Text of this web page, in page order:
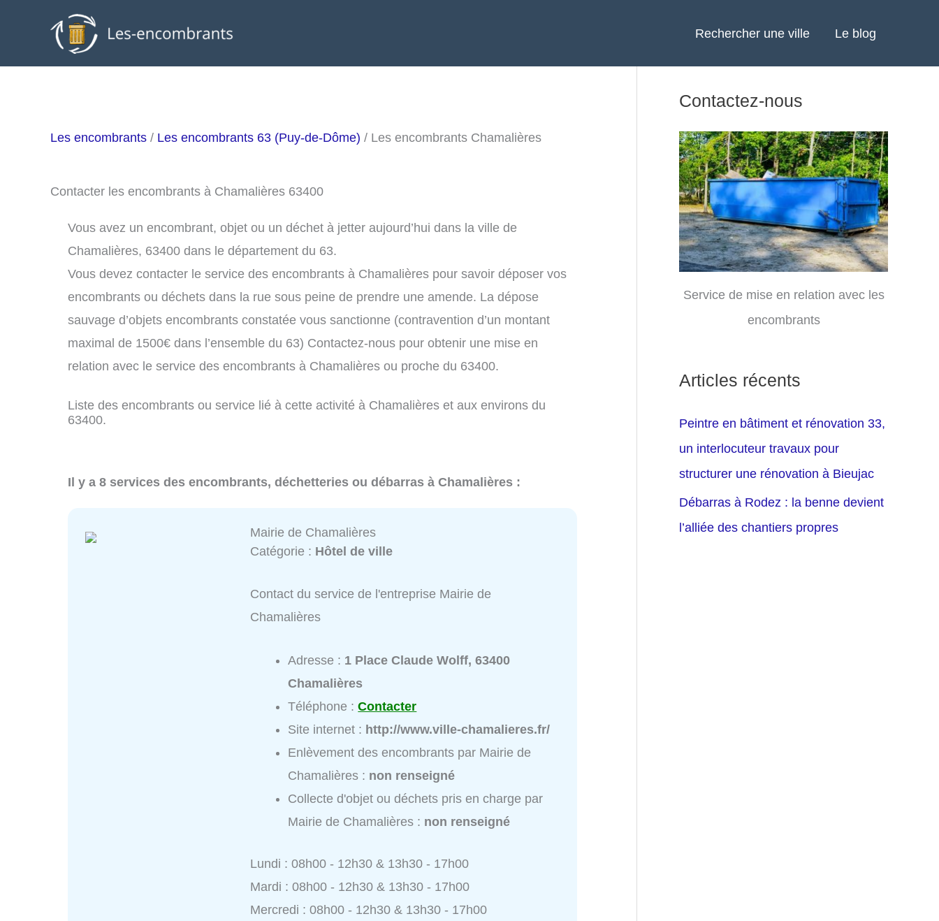
Rechercher une ville Le blog
Les encombrants / Les encombrants 63 (Puy-de-Dôme) / Les encombrants Chamalières
Contacter les encombrants à Chamalières 63400
Vous avez un encombrant, objet ou un déchet à jetter aujourd’hui dans la ville de
Chamalières, 63400 dans le département du 63.
Vous devez contacter le service des encombrants à Chamalières pour savoir déposer vos
encombrants ou déchets dans la rue sous peine de prendre une amende. La dépose
sauvage d’objets encombrants constatée vous sanctionne (contravention d’un montant
maximal de 1500€ dans l’ensemble du 63) Contactez-nous pour obtenir une mise en
relation avec le service des encombrants à Chamalières ou proche du 63400.
Liste des encombrants ou service lié à cette activité à Chamalières et aux environs du
63400.
Il y a 8 services des encombrants, déchetteries ou débarras à Chamalières :
Mairie de Chamalières
Catégorie : Hôtel de ville
Contact du service de l'entreprise Mairie de
Chamalières
Adresse : 1 Place Claude Wolff, 63400
Chamalières
Téléphone :Contacter
Site internet : http://www.ville-chamalieres.fr/
Enlèvement des encombrants par Mairie de
Chamalières : non renseigné
Collecte d'objet ou déchets pris en charge par
Mairie de Chamalières : non renseigné
Lundi : 08h00 - 12h30 & 13h30 - 17h00
Mardi : 08h00 - 12h30 & 13h30 - 17h00
Mercredi : 08h00 - 12h30 & 13h30 - 17h00
Contactez-nous
Service de mise en relation avec les
encombrants
Articles récents
Peintre en bâtiment et rénovation 33,
un interlocuteur travaux pour
structurer une rénovation à Bieujac
Débarras à Rodez : la benne devient
l’alliée des chantiers propres